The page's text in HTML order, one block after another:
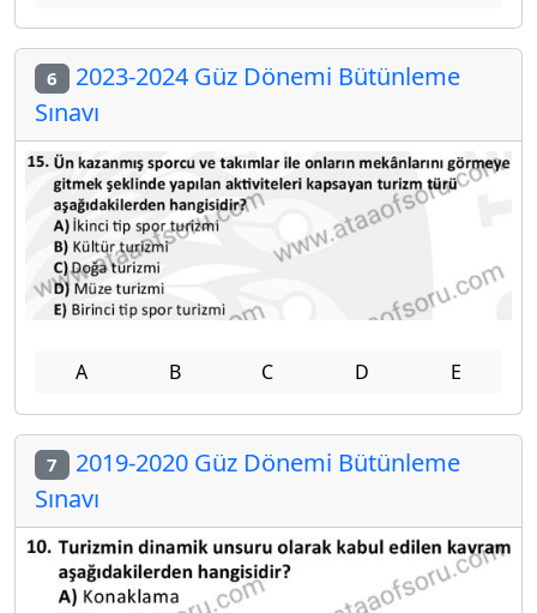
6 2023-2024 Güz Dönemi Bütünleme
Sınavı
A B C D E
7 2019-2020 Güz Dönemi Bütünleme
Sınavı